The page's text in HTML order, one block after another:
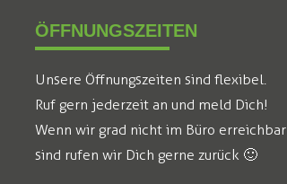
ÖFFNUNGSZEITEN
Unsere Öffnungszeiten sind flexibel.
Ruf gern jederzeit an und meld Dich!
Wenn wir grad nicht im Büro erreichbar
sind rufen wir Dich gerne zurück 🙂